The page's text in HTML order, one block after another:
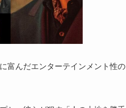
富んだエンターテインメント性の